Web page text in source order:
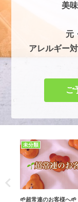
美
元
アレルギー
ご
未分類
🌱超常連のお客様へ🌱